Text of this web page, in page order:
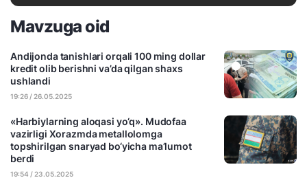
Mavzuga oid
Andijonda tanishlari orqali 100 ming dollar
kredit olib berishni va’da qilgan shaxs
ushlandi
19:26 / 26.05.2025
«Harbiylarning aloqasi yo‘q». Mudofaa
vazirligi Xorazmda metallolomga
topshirilgan snaryad bo‘yicha ma’lumot
berdi
19:54 / 23.05.2025